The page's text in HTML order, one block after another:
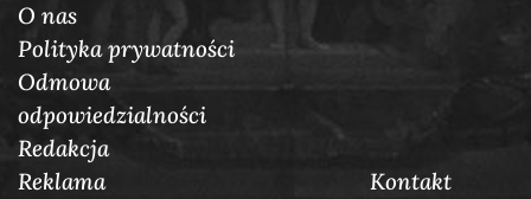
O nas
Polityka prywatności
Odmowa
odpowiedzialności
Redakcja
Reklama
Кontakt